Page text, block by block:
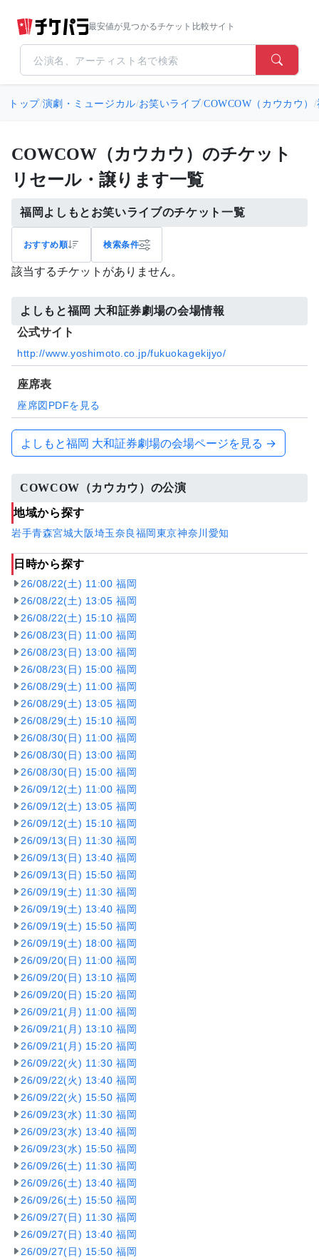
最安値が見つかるチケット比較サイト
トップ/演劇・ミュージカル/お笑いライブ/COWCOW（カウカウ） /
COWCOW（カウカウ）のチケット
リセール・譲ります一覧
福岡よしもとお笑いライブのチケット一覧
おすすめ順 検索条件
該当するチケットがありません。
よしもと福岡 大和証券劇場の会場情報
公式サイト
http://www.yoshimoto.co.jp/fukuokagekijyo/
座席表
座席図PDFを見る
よしもと福岡 大和証券劇場の会場ページを見る →
COWCOW（カウカウ）の公演
地域から探す
岩手青森宮城大阪埼玉奈良福岡東京神奈川 愛知
日時から探す
26/08/22(土) 11:00 福岡
26/08/22(土) 13:05 福岡
26/08/22(土) 15:10 福岡
26/08/23(日) 11:00 福岡
26/08/23(日) 13:00 福岡
26/08/23(日) 15:00 福岡
26/08/29(土) 11:00 福岡
26/08/29(土) 13:05 福岡
26/08/29(土) 15:10 福岡
26/08/30(日) 11:00 福岡
26/08/30(日) 13:00 福岡
26/08/30(日) 15:00 福岡
26/09/12(土) 11:00 福岡
26/09/12(土) 13:05 福岡
26/09/12(土) 15:10 福岡
26/09/13(日) 11:30 福岡
26/09/13(日) 13:40 福岡
26/09/13(日) 15:50 福岡
26/09/19(土) 11:30 福岡
26/09/19(土) 13:40 福岡
26/09/19(土) 15:50 福岡
26/09/19(土) 18:00 福岡
26/09/20(日) 11:00 福岡
26/09/20(日) 13:10 福岡
26/09/20(日) 15:20 福岡
26/09/21(月) 11:00 福岡
26/09/21(月) 13:10 福岡
26/09/21(月) 15:20 福岡
26/09/22(火) 11:30 福岡
26/09/22(火) 13:40 福岡
26/09/22(火) 15:50 福岡
26/09/23(水) 11:30 福岡
26/09/23(水) 13:40 福岡
26/09/23(水) 15:50 福岡
26/09/26(土) 11:30 福岡
26/09/26(土) 13:40 福岡
26/09/26(土) 15:50 福岡
26/09/27(日) 11:30 福岡
26/09/27(日) 13:40 福岡
26/09/27(日) 15:50 福岡